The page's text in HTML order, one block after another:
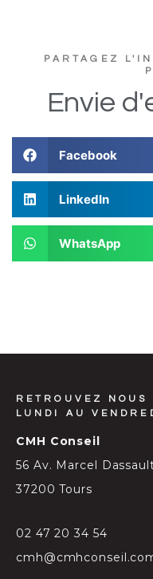
PARTAGEZ
Envie
Facebook
LinkedIn
WhatsApp
RETROUVEZ
LUNDI AU
CMH Conseil
56 Av. Marcel
37200 Tours
02 47 20 34 54